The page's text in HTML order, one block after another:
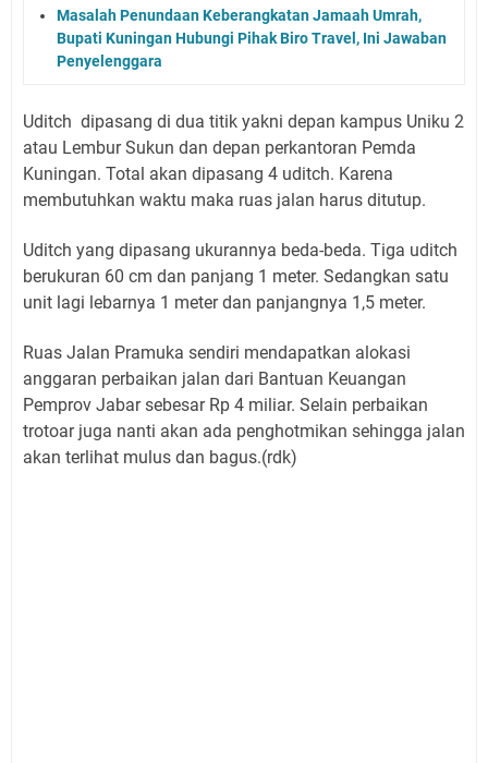
Masalah Penundaan Keberangkatan Jamaah Umrah,
Bupati Kuningan Hubungi Pihak Biro Travel, Ini Jawaban
Penyelenggara
Uditch dipasang di dua titik yakni depan kampus Uniku 2
atau Lembur Sukun dan depan perkantoran Pemda
Kuningan. Total akan dipasang 4 uditch. Karena
membutuhkan waktu maka ruas jalan harus ditutup.
Uditch yang dipasang ukurannya beda-beda. Tiga uditch
berukuran 60 cm dan panjang 1 meter. Sedangkan satu
unit lagi lebarnya 1 meter dan panjangnya 1,5 meter.
Ruas Jalan Pramuka sendiri mendapatkan alokasi
anggaran perbaikan jalan dari Bantuan Keuangan
Pemprov Jabar sebesar Rp 4 miliar. Selain perbaikan
trotoar juga nanti akan ada penghotmikan sehingga jalan
akan terlihat mulus dan bagus.(rdk)